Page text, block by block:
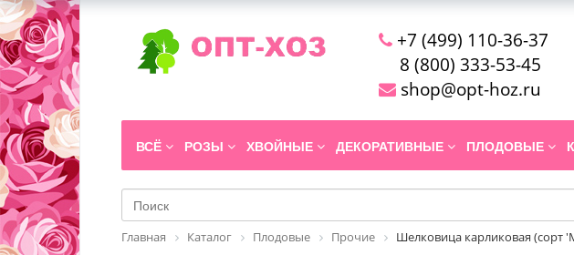
+7 (499) 110-36-37
8 (800) 333-53-45
shop@opt-hoz.ru
ВСЁ РОЗЫ ХВОЙНЫЕ ДЕКОРАТИВНЫЕ ПЛОДОВЫЕ
Главная Каталог Плодовые Прочие Шелковица карликовая (сорт